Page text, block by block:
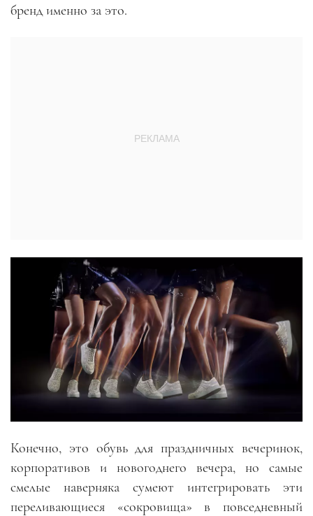
бренд именно за это.
Конечно, это обувь для праздничных вечеринок,
корпоративов и новогоднего вечера, но самые
смелые наверняка сумеют интегрировать эти
переливающиеся «сокровища» в повседневный